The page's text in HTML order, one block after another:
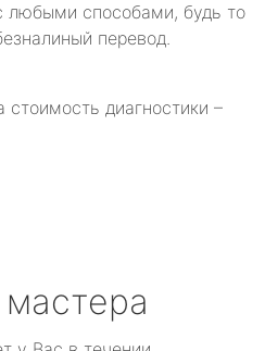
любыми способами, будь то
перевод.
стоимость диагностики –